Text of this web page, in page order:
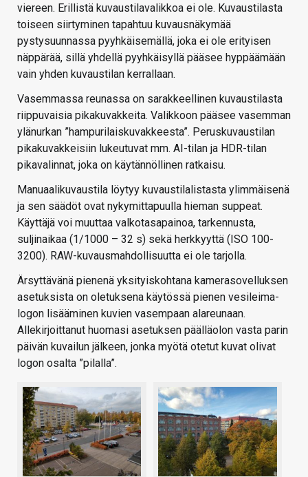
viereen. Erillistä kuvaustilavalikkoa ei ole. Kuvaustilasta
toiseen siirtyminen tapahtuu kuvausnäkymää
pystysuunnassa pyyhkäisemällä, joka ei ole erityisen
näppärää, sillä yhdellä pyyhkäisyllä pääsee hyppäämään
vain yhden kuvaustilan kerrallaan.
Vasemmassa reunassa on sarakkeellinen kuvaustilasta
riippuvaisia pikakuvakkeita. Valikkoon pääsee vasemman
ylänurkan ”hampurilaiskuvakkeesta”. Peruskuvaustilan
pikakuvakkeisiin lukeutuvat mm. AI-tilan ja HDR-tilan
pikavalinnat, joka on käytännöllinen ratkaisu.
Manuaalikuvaustila löytyy kuvaustilalistasta ylimmäisenä
ja sen säädöt ovat nykymittapuulla hieman suppeat.
Käyttäjä voi muuttaa valkotasapainoa, tarkennusta,
suljinaikaa (1/1000 – 32 s) sekä herkkyyttä (ISO 100-
3200). RAW-kuvausmahdollisuutta ei ole tarjolla.
Ärsyttävänä pienenä yksityiskohtana kamerasovelluksen
asetuksista on oletuksena käytössä pienen vesileima-
logon lisääminen kuvien vasempaan alareunaan.
Allekirjoittanut huomasi asetuksen päälläolon vasta parin
päivän kuvailun jälkeen, jonka myötä otetut kuvat olivat
logon osalta ”pilalla”.